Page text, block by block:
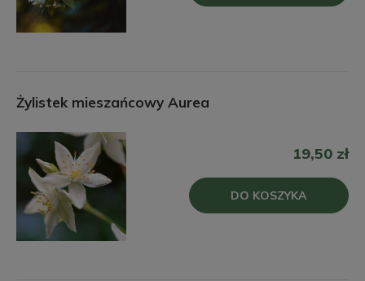
Żylistek mieszańcowy Aurea
19,50 zł
DO KOSZYKA